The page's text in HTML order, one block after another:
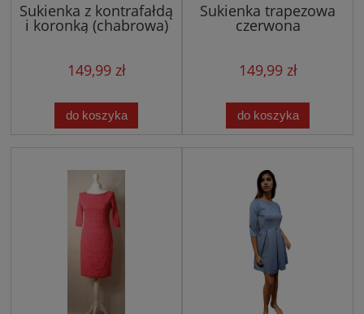
Sukienka z kontrafałdą
i koronką (chabrowa)
149,99 zł
do koszyka
Sukienka trapezowa
czerwona
149,99 zł
do koszyka